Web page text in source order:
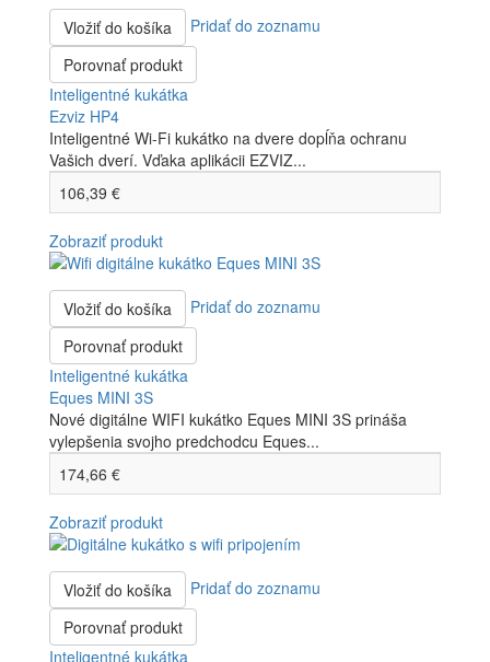
Vložiť do košíka
Pridať do zoznamu
Porovnať produkt
Inteligentné kukátka
Ezviz HP4
Inteligentné Wi-Fi kukátko na dvere dopĺňa ochranu
Vašich dverí. Vďaka aplikácii EZVIZ...
106,39 €
Zobraziť produkt
Vložiť do košíka
Pridať do zoznamu
Porovnať produkt
Inteligentné kukátka
Eques MINI 3S
Nové digitálne WIFI kukátko Eques MINI 3S prináša
vylepšenia svojho predchodcu Eques...
174,66 €
Zobraziť produkt
Vložiť do košíka
Pridať do zoznamu
Porovnať produkt
Inteligentné kukátka